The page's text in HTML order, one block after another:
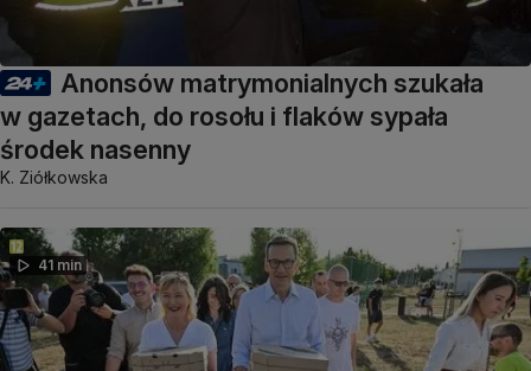
Anonsów matrymonialnych szukała
w gazetach, do rosołu i flaków sypała
środek nasenny
K. Ziółkowska
41 min